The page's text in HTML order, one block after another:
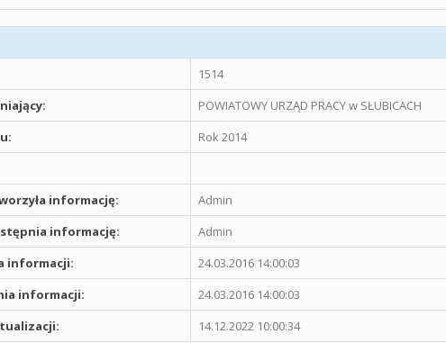
1514
POWIATOWY URZĄD PRACY w SŁUBICACH
Rok 2014
informację:
Admin
informację:
Admin
informacji:
24.03.2016 14:00:03
informacji:
24.03.2016 14:00:03
14.12.2022 10:00:34